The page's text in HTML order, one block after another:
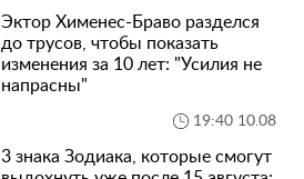
Эктор Хименес-Браво разделся
до трусов, чтобы показать
изменения за 10 лет: "Усилия не
напрасны"
19:40 10.08
3 знака Зодиака, которые смогут